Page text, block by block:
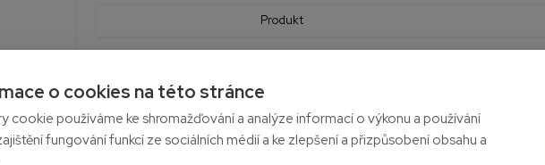
Produkt
nerez A2
o cookies na této stránce
cookie používáme ke shromažďování a analýze informací o výkonu a používání
fungování funkcí ze sociálních médií a ke zlepšení a přizpůsobení obsahu a